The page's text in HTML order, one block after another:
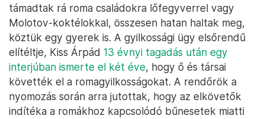
támadtak rá roma családokra lőfegyverrel vagy
Molotov-koktélokkal, összesen hatan haltak meg,
köztük egy gyerek is. A gyilkossági ügy elsőrendű
elítéltje, Kiss Árpád 13 évnyi tagadás után egy
interjúban ismerte el két éve, hogy ő és társai
követték el a romagyilkosságokat. A rendőrök a
nyomozás során arra jutottak, hogy az elkövetők
indítéka a romákhoz kapcsolódó bűnesetek miatti